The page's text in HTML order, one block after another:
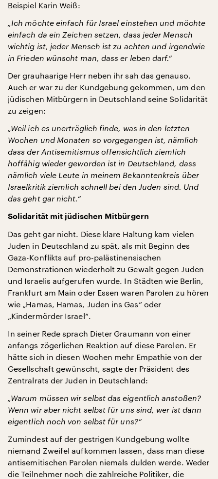
Beispiel Karin Weiß:
„Ich möchte einfach für Israel einstehen und möchte
einfach da ein Zeichen setzen, dass jeder Mensch
wichtig ist, jeder Mensch ist zu achten und irgendwie
in Frieden wünscht man, dass er leben darf.“
Der grauhaarige Herr neben ihr sah das genauso.
Auch er war zu der Kundgebung gekommen, um den
jüdischen Mitbürgern in Deutschland seine Solidarität
zu zeigen:
„Weil ich es unerträglich finde, was in den letzten
Wochen und Monaten so vorgegangen ist, nämlich
dass der Antisemitismus offensichtlich ziemlich
hoffähig wieder geworden ist in Deutschland, dass
nämlich viele Leute in meinem Bekanntenkreis über
Israelkritik ziemlich schnell bei den Juden sind. Und
das geht gar nicht.“
Solidarität mit jüdischen Mitbürgern
Das geht gar nicht. Diese klare Haltung kam vielen
Juden in Deutschland zu spät, als mit Beginn des
Gaza-Konflikts auf pro-palästinensischen
Demonstrationen wiederholt zu Gewalt gegen Juden
und Israelis aufgerufen wurde. In Städten wie Berlin,
Frankfurt am Main oder Essen waren Parolen zu hören
wie „Hamas, Hamas, Juden ins Gas“ oder
„Kindermörder Israel“.
In seiner Rede sprach Dieter Graumann von einer
anfangs zögerlichen Reaktion auf diese Parolen. Er
hätte sich in diesen Wochen mehr Empathie von der
Gesellschaft gewünscht, sagte der Präsident des
Zentralrats der Juden in Deutschland:
„Warum müssen wir selbst das eigentlich anstoßen?
Wenn wir aber nicht selbst für uns sind, wer ist dann
eigentlich noch von selbst für uns?“
Zumindest auf der gestrigen Kundgebung wollte
niemand Zweifel aufkommen lassen, dass man diese
antisemitischen Parolen niemals dulden werde. Weder
die Teilnehmer noch die zahlreiche Politiker, die